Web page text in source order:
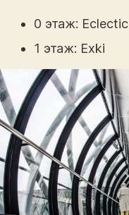
0 этаж: Eclectic
1 этаж: Exki